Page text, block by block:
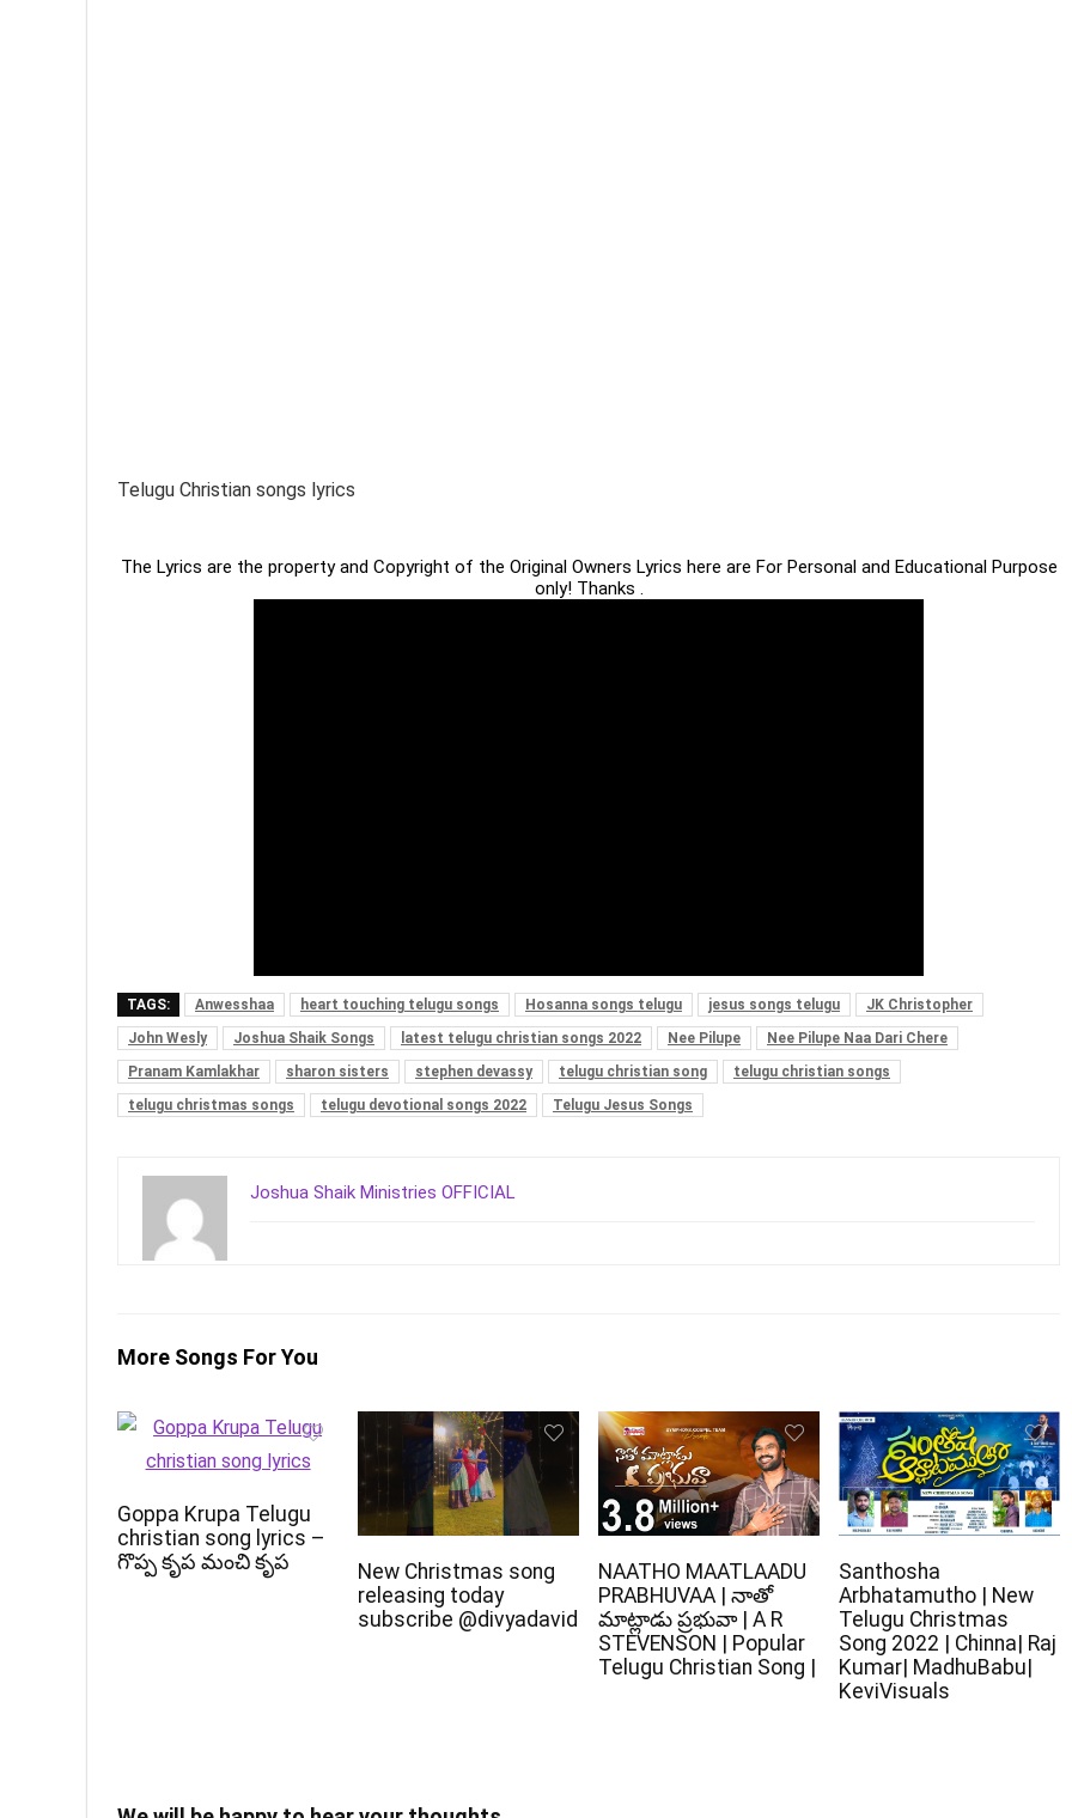
Telugu Christian songs lyrics
The Lyrics are the property and Copyright of the Original Owners Lyrics here are For Personal and Educational Purpose
only! Thanks .
TAGS: Anwesshaa heart touching telugu songs Hosanna songs telugu jesus songs telugu
JK Christopher
John Wesly
Joshua Shaik Songs latest telugu christian songs 2022 Nee Pilupe
Nee Pilupe Naa Dari Chere
Pranam Kamlakhar
sharon sisters stephen devassy telugu christian song
telugu christian songs
telugu christmas songs
telugu devotional songs 2022 Telugu Jesus Songs
Joshua Shaik Ministries OFFICIAL
More Songs For You
Goppa Krupa Telugu
christian song lyrics –
గొప్ప కృప మంచి కృప
New Christmas song
releasing today
subscribe @divyadavid
NAATHO MAATLAADU
PRABHUVAA | నాతో
మాట్లాడు ప్రభువా | A R
STEVENSON | Popular
Telugu Christian Song |
Santhosha
Arbhatamutho | New
Telugu Christmas
Song 2022 | Chinna| Raj
Kumar| MadhuBabu|
KeviVisuals